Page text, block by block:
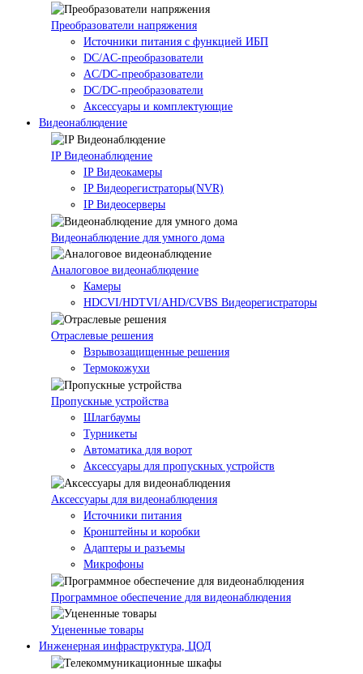
Преобразователи напряжения
Источники питания c функцией ИБП
DC/AC-преобразователи
AC/DC-преобразователи
DC/DC-преобразователи
Аксессуары и комплектующие
Видеонаблюдение
IP Видеонаблюдение
IP Видеокамеры
IP Видеорегистраторы(NVR)
IP Видеосерверы
Видеонаблюдение для умного дома
Аналоговое видеонаблюдение
Камеры
HDCVI/HDTVI/AHD/CVBS Видеорегистраторы
Отраслевые решения
Взрывозащищенные решения
Термокожухи
Пропускные устройства
Шлагбаумы
Турникеты
Автоматика для ворот
Аксессуары для пропускных устройств
Аксессуары для видеонаблюдения
Источники питания
Кронштейны и коробки
Адаптеры и разъемы
Микрофоны
Программное обеспечение для видеонаблюдения
Уцененные товары
Инженерная инфраструктура, ЦОД